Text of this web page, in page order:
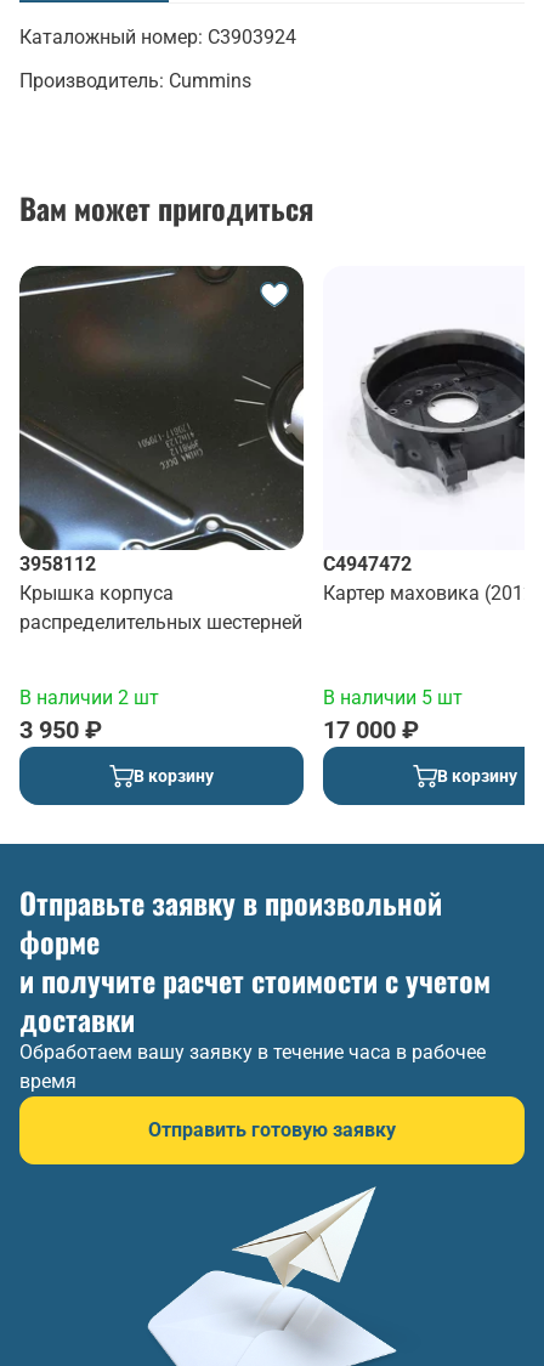
Каталожный номер: C3903924
Производитель: Cummins
Вам может пригодиться
3958112
Крышка корпуса
распределительных шестерней
В наличии 2 шт
3 950 ₽
В корзину
C4947472
Картер маховика (2012)
В наличии 5 шт
17 000 ₽
В корзину
Отправьте заявку в произвольной
форме
и получите расчет стоимости с учетом
доставки
Обработаем вашу заявку в течение часа в рабочее
время
Отправить готовую заявку